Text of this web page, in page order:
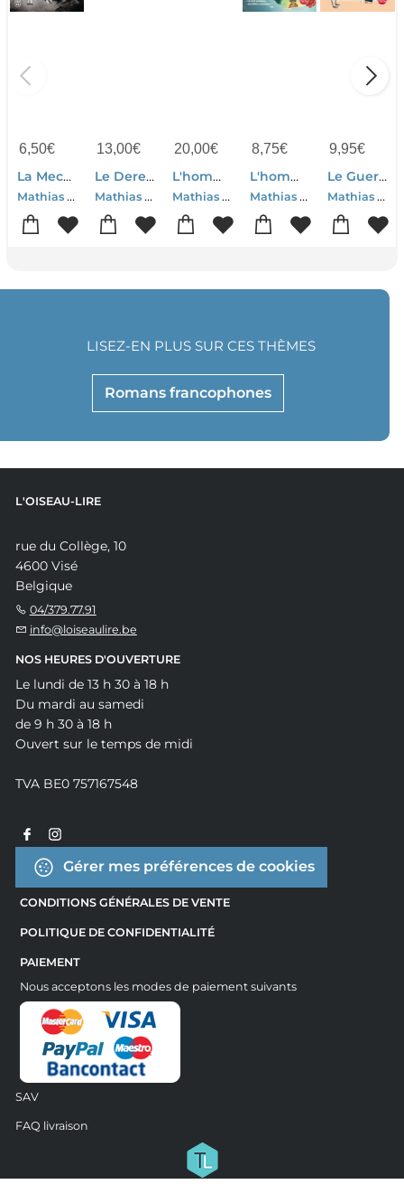
6,50€
La Mecanique Du Coeur
Mathias Malzieu
13,00€
Le Dereglement Joyeux De La Metrique Amoureuse
Mathias Malzieu-Daria Nelson
20,00€
L'homme Qui Ecoutait Battre Le Coeur Des Chats
Mathias Malzieu
8,75€
L'homme Qui Ecoutait Battre Le Coeur Des Chats. Suivi De Chatonne(s) Et Les Fees Marquantes Du Jour
Mathias Malzieu
9,95€
Le Guerrier De Porcelaine ; Ultramour
Mathias Malzieu
Romans francophones
LISEZ-EN PLUS SUR CES THÈMES
L'OISEAU-LIRE
rue du Collège, 10
4600 Visé
Belgique
04/379.77.91
info@loiseaulire.be
NOS HEURES D'OUVERTURE
Le lundi de 13 h 30 à 18 h
Du mardi au samedi
de 9 h 30 à 18 h
Ouvert sur le temps de midi
TVA BE0 757167548
Gérer mes préférences de cookies
CONDITIONS GÉNÉRALES DE VENTE
POLITIQUE DE CONFIDENTIALITÉ
PAIEMENT
Nous acceptons les modes de paiement suivants
SAV
FAQ livraison